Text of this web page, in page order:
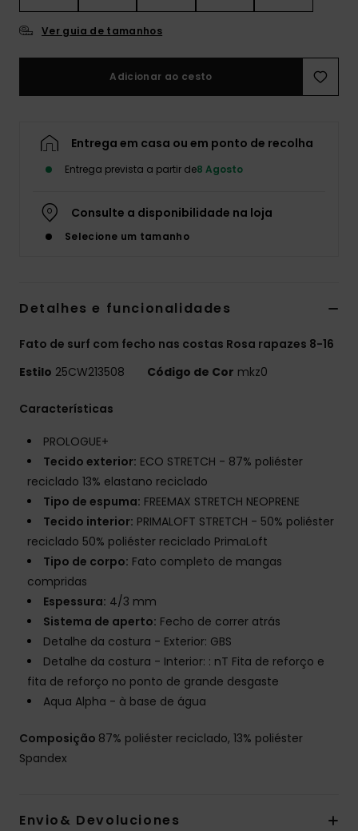
Ver guia de tamanhos
Adicionar ao cesto
Entrega em casa ou em ponto de recolha
Entrega prevista a partir de8 Agosto
Consulte a disponibilidade na loja
Selecione um tamanho
Detalhes e funcionalidades
Fato de surf com fecho nas costas Rosa rapazes 8-16
Estilo 25CW213508 Código de Cor mkz0
Características
PROLOGUE+
Tecido exterior: ECO STRETCH - 87% poliéster
reciclado 13% elastano reciclado
Tipo de espuma: FREEMAX STRETCH NEOPRENE
Tecido interior: PRIMALOFT STRETCH - 50% poliéster
reciclado 50% poliéster reciclado PrimaLoft
Tipo de corpo: Fato completo de mangas
compridas
Espessura: 4/3 mm
Sistema de aperto: Fecho de correr atrás
Detalhe da costura - Exterior: GBS
Detalhe da costura - Interior: : nT Fita de reforço e
fita de reforço no ponto de grande desgaste
Aqua Alpha - à base de água
Composição 87% poliéster reciclado, 13% poliéster
Spandex
Envio& Devoluciones